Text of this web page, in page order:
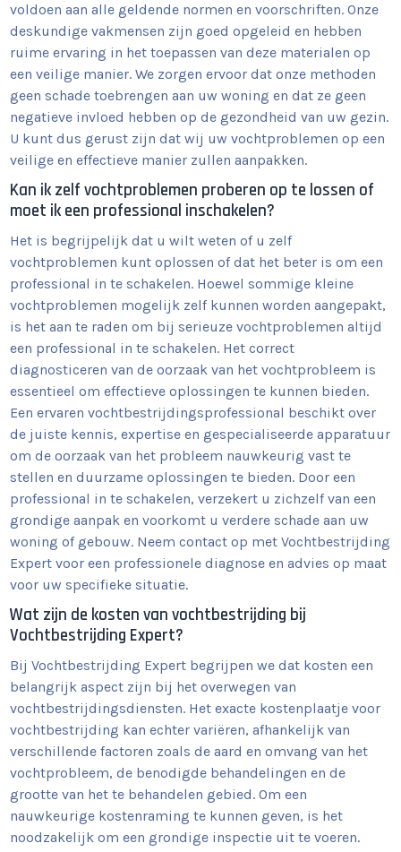
voldoen aan alle geldende normen en voorschriften. Onze
deskundige vakmensen zijn goed opgeleid en hebben
ruime ervaring in het toepassen van deze materialen op
een veilige manier. We zorgen ervoor dat onze methoden
geen schade toebrengen aan uw woning en dat ze geen
negatieve invloed hebben op de gezondheid van uw gezin.
U kunt dus gerust zijn dat wij uw vochtproblemen op een
veilige en effectieve manier zullen aanpakken.
Kan ik zelf vochtproblemen proberen op te lossen of
moet ik een professional inschakelen?
Het is begrijpelijk dat u wilt weten of u zelf
vochtproblemen kunt oplossen of dat het beter is om een
professional in te schakelen. Hoewel sommige kleine
vochtproblemen mogelijk zelf kunnen worden aangepakt,
is het aan te raden om bij serieuze vochtproblemen altijd
een professional in te schakelen. Het correct
diagnosticeren van de oorzaak van het vochtprobleem is
essentieel om effectieve oplossingen te kunnen bieden.
Een ervaren vochtbestrijdingsprofessional beschikt over
de juiste kennis, expertise en gespecialiseerde apparatuur
om de oorzaak van het probleem nauwkeurig vast te
stellen en duurzame oplossingen te bieden. Door een
professional in te schakelen, verzekert u zichzelf van een
grondige aanpak en voorkomt u verdere schade aan uw
woning of gebouw. Neem contact op met Vochtbestrijding
Expert voor een professionele diagnose en advies op maat
voor uw specifieke situatie.
Wat zijn de kosten van vochtbestrijding bij
Vochtbestrijding Expert?
Bij Vochtbestrijding Expert begrijpen we dat kosten een
belangrijk aspect zijn bij het overwegen van
vochtbestrijdingsdiensten. Het exacte kostenplaatje voor
vochtbestrijding kan echter variëren, afhankelijk van
verschillende factoren zoals de aard en omvang van het
vochtprobleem, de benodigde behandelingen en de
grootte van het te behandelen gebied. Om een
nauwkeurige kostenraming te kunnen geven, is het
noodzakelijk om een grondige inspectie uit te voeren.